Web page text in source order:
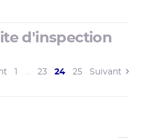
d'inspection
… 23 24(current)
25 Suivant